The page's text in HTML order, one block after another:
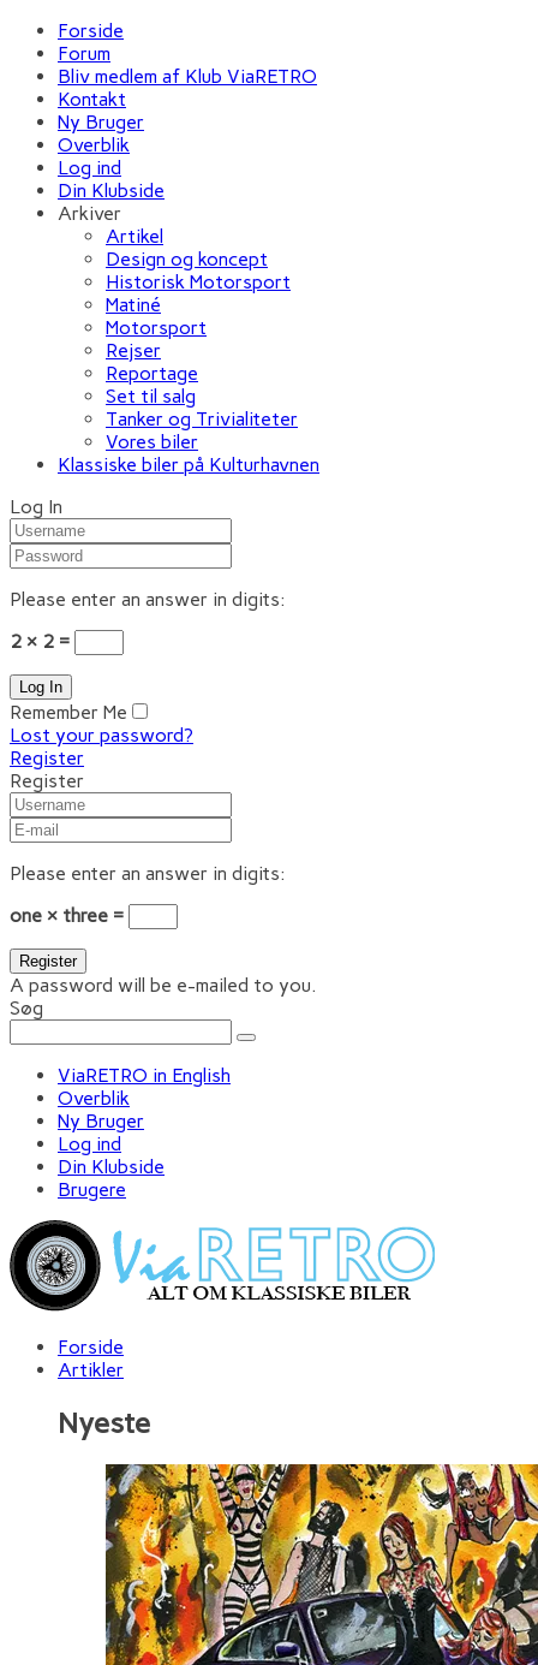
Forside
Forum
Bliv medlem af Klub ViaRETRO
Kontakt
Ny Bruger
Overblik
Log ind
Din Klubside
Arkiver
Artikel
Design og koncept
Historisk Motorsport
Matiné
Motorsport
Rejser
Reportage
Set til salg
Tanker og Trivialiteter
Vores biler
Klassiske biler på Kulturhavnen
Log In
Please enter an answer in digits:
2 × 2 =
Remember Me
Lost your password?
Register
Register
Please enter an answer in digits:
one × three =
A password will be e-mailed to you.
Søg
ViaRETRO in English
Overblik
Ny Bruger
Log ind
Din Klubside
Brugere
Forside
Artikler
Nyeste